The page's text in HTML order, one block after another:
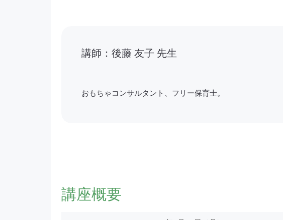
講師：後藤 友子 先生
おもちゃコンサルタント、フリー保育士。
講座概要